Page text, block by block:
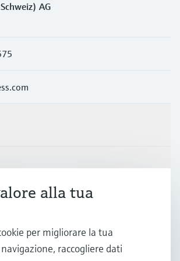
AG
alla tua
per migliorare la tua
raccogliere dati